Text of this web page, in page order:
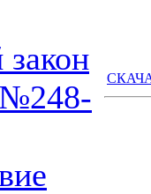
№248-